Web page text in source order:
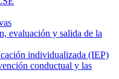
evaluación y salida de la
individualizada (IEP)
conductual y las